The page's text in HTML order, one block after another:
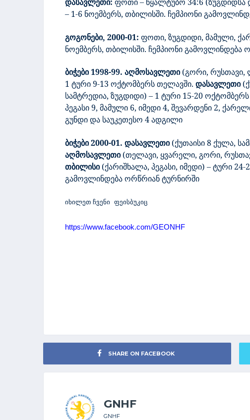
– 1-6 ნოემბერს, თბილისში. ჩემპიონი
გოგონები, 2000-01: ფოთი, ზუგდიდი, მამული,
ნოემბერს, თბილისში. ჩემპიონი გამოვლინდება
ბიჭები1998-99. აღმოსავლეთი(გორი, რუსთავი,
1 ტური 9-13 ოქტომბერს თელავში. დასავლეთი
სამტრედია, ზუგდიდი) – 1 ტური 15-20 ოქტომბერს
პეგასი 9, მამული 6, იმედი 4, შევარდენი 2,
გუნდი და საუკეთესო 4 ადგილი
ბიჭები 2000-01. დასავლეთი (ქუთაისი 8 ქულა,
აღმოსავლეთი(თელავი, ყვარელი, გორი,
თბილისი(ქარიშხალა, პეგასი, იმედი) – ტური
გამოვლინდება ორწრიან ტურნირში
იხილეთ ჩვენი ფეისბუკიც
https://www.facebook.com/GEONHF
SHARE ON FACEBOOK
GNHF
GNHF